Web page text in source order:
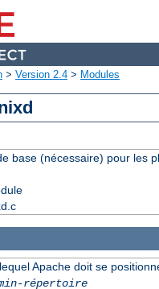
> Version 2.4 > Modules
base (nécessaire) pour les
Apache doit se
répertoire